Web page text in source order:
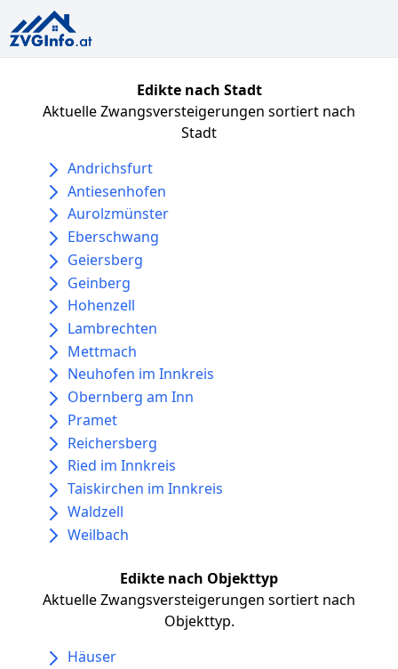
Edikte nach Stadt
Aktuelle Zwangsversteigerungen sortiert nach
Stadt
Andrichsfurt
Antiesenhofen
Aurolzmünster
Eberschwang
Geiersberg
Geinberg
Hohenzell
Lambrechten
Mettmach
Neuhofen im Innkreis
Obernberg am Inn
Pramet
Reichersberg
Ried im Innkreis
Taiskirchen im Innkreis
Waldzell
Weilbach
Edikte nach Objekttyp
Aktuelle Zwangsversteigerungen sortiert nach
Objekttyp.
Häuser